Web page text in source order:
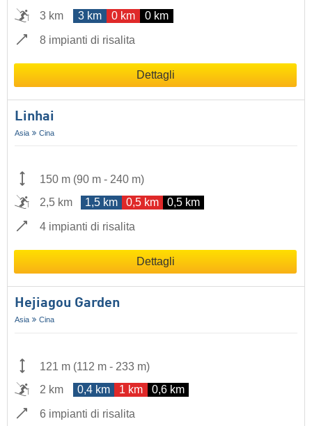
3 km
3 km 0 km 0 km
8 impianti di risalita
Dettagli
Linhai
Asia Cina
150 m (90 m - 240 m)
2,5 km
1,5 km 0,5 km 0,5 km
4 impianti di risalita
Dettagli
Hejiagou Garden
Asia Cina
121 m (112 m - 233 m)
2 km
0,4 km 1 km 0,6 km
6 impianti di risalita